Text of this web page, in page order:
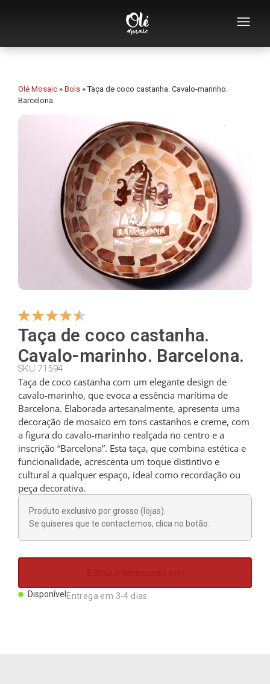
Quem somos
Abridores
Chávenas
Tigelas
Cinzeiros
Cabides
Cortadores
Colheres de chá
Conchas
Dedais
Figuras
Porta-chaves
Olé Mosaic » Bols »Taça de coco castanha. Cavalo-marinho.
Barcelona.
Taça de coco castanha.
Cavalo-marinho. Barcelona.
SKU 71594
Taça de coco castanha com um elegante design de
cavalo-marinho, que evoca a essência marítima de
Barcelona. Elaborada artesanalmente, apresenta uma
decoração de mosaico em tons castanhos e creme, com
a figura do cavalo-marinho realçada no centro e a
inscrição “Barcelona”. Esta taça, que combina estética e
funcionalidade, acrescenta um toque distintivo e
cultural a qualquer espaço, ideal como recordação ou
peça decorativa.
Produto exclusivo por grosso (lojas).
Se quiseres que te contactemos, clica no botão.
Estou interessado em
Disponível Entrega em 3-4 dias